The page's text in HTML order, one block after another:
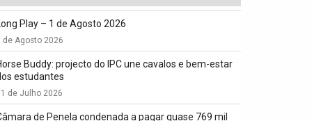
Play – 1 de Agosto 2026
de Agosto 2026
Buddy: projecto do IPC une cavalos e bem-estar
estudantes
de Julho 2026
de Penela condenada a pagar quase 769 mil